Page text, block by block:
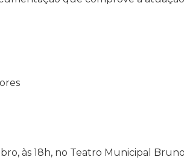
às 18h, no Teatro Municipal